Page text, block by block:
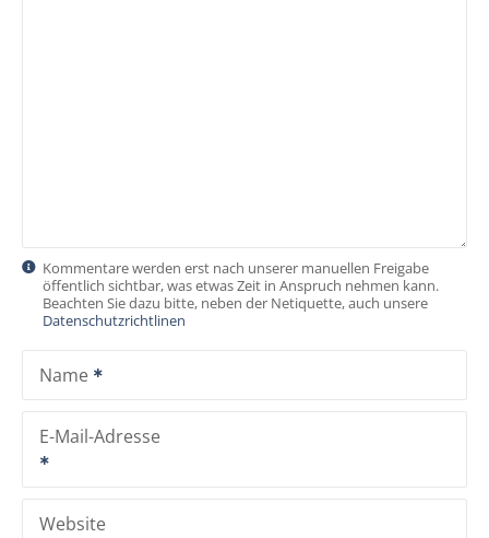
g
o
Kommentare werden erst nach unserer manuellen Freigabe
öffentlich sichtbar, was etwas Zeit in Anspruch nehmen kann.
Beachten Sie dazu bitte, neben der Netiquette, auch unsere
Datenschutzrichtlinen
Name
E-Mail-Adresse
Website